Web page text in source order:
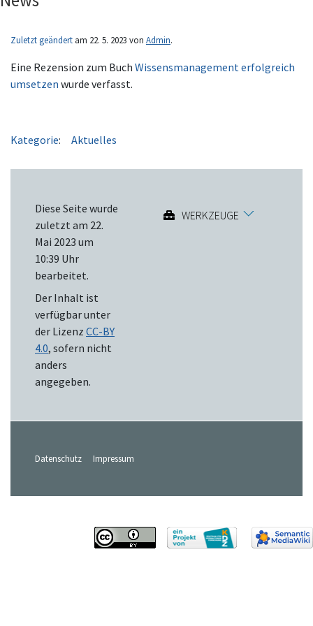
Zuletzt geändert am 22. 5. 2023 von Admin.
Eine Rezension zum Buch Wissensmanagement erfolgreich
umsetzen wurde verfasst.
Kategorie: Aktuelles
Diese Seite wurde
zuletzt am 22.
Mai 2023 um
10:39 Uhr
bearbeitet.
Der Inhalt ist
verfügbar unter
der Lizenz CC-BY
4.0, sofern nicht
anders
angegeben.
WERKZEUGE
Datenschutz Impressum